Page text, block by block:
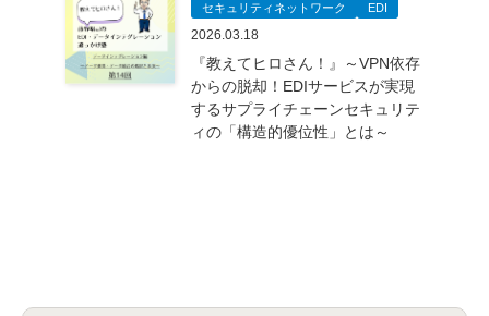
セキュリティネットワーク
EDI
2026.03.18
『教えてヒロさん！』～VPN依存
からの脱却！EDIサービスが実現
するサプライチェーンセキュリテ
ィの「構造的優位性」とは～